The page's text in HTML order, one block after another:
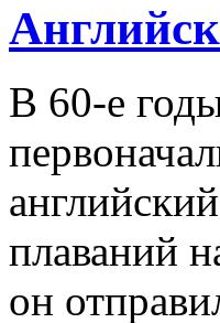
В 60-е
плаваний
он